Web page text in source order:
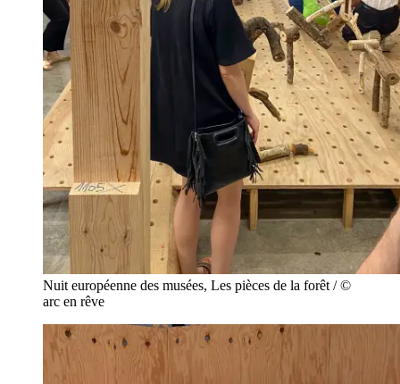
Nuit européenne des musées, Les pièces de la forêt / ©
arc en rêve